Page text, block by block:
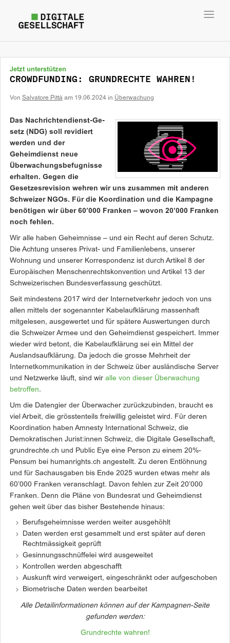
Jetzt unterstützen
CROWDFUNDING: GRUNDRECHTE WAHREN!
Von Salvatore Pittà am 19.06.2024 in Überwachung
Das Nach­­­­­­­rich­ten­­­­dienst-Ge­­­
setz (NDG) soll revidiert
werden und der
Geheimdienst neue
Überwachungs­befugnisse
erhalten. Gegen die
Gesetzesrevision wehren wir uns zusammen mit anderen
Schweizer NGOs. Für die Koordination und die Kampagne
benötigen wir über 60’000 Franken – wovon 20’000 Franken
noch fehlen.
Wir alle haben Geheimnisse – und ein Recht auf deren Schutz.
Die Achtung unseres Privat- und Familienlebens, unserer
Wohnung und unserer Korrespondenz ist durch Artikel 8 der
Europäischen Menschenrechtskonvention und Artikel 13 der
Schweizerischen Bundesverfassung geschützt.
Seit mindestens 2017 wird der Internetverkehr jedoch von uns
allen mittels der sogenannter Kabelaufklärung massenhaft
mitgelesen, ausgewertet und für spätere Auswertungen durch
die Schweizer Armee und den Geheimdienst gespeichert. Immer
wieder wird betont, die Kabelaufklärung sei ein Mittel der
Auslandsaufklärung. Da jedoch die grosse Mehrheit der
Internetkommunikation in der Schweiz über ausländische Server
und Netzwerke läuft, sind wir alle von dieser Überwachung
betroffen.
Um die Datengier der Überwacher zurückzubinden, braucht es
viel Arbeit, die grösstenteils freiwillig geleistet wird. Für deren
Koordination haben Amnesty International Schweiz, die
Demokratischen Jurist:innen Schweiz, die Digitale Gesellschaft,
grundrechte.ch und Public Eye eine Person zu einem 20%-
Pensum bei humanrights.ch angestellt. Zu deren Entlöhnung
und für Sachausgaben bis Ende 2025 wurden etwas mehr als
60’000 Franken veranschlagt. Davon fehlen zur Zeit 20’000
Franken. Denn die Pläne von Bundesrat und Geheimdienst
gehen weit über das bisher Bestehende hinaus:
Berufsgeheimnisse werden weiter ausgehöhlt
Daten werden erst gesammelt und erst später auf deren
Rechtmässigkeit geprüft
Gesinnungsschnüffelei wird ausgeweitet
Kontrollen werden abgeschafft
Auskunft wird verweigert, eingeschränkt oder aufgeschoben
Biometrische Daten werden bearbeitet
Alle Detailinformationen können auf der Kampagnen-Seite
gefunden werden:
Grundrechte wahren!